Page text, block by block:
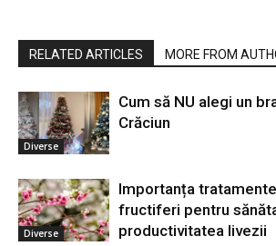
RELATED ARTICLES MORE FROM
Diverse
Cum să NU alegi un
Crăciun
Diverse
Importanța
fructiferi pentru
productivitatea livezii